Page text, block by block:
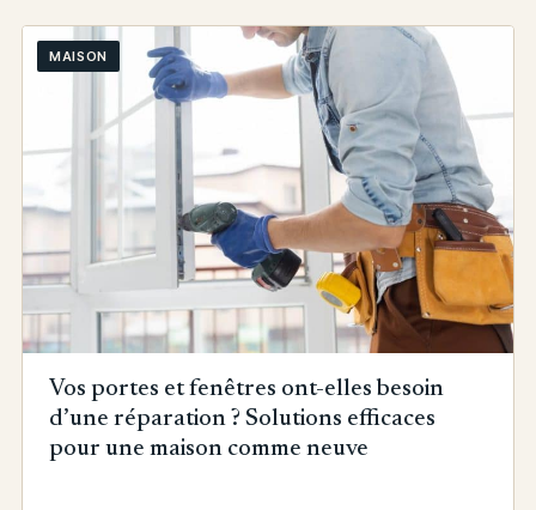
MAISON
Vos portes et fenêtres ont-elles besoin
d’une réparation ? Solutions efficaces
pour une maison comme neuve